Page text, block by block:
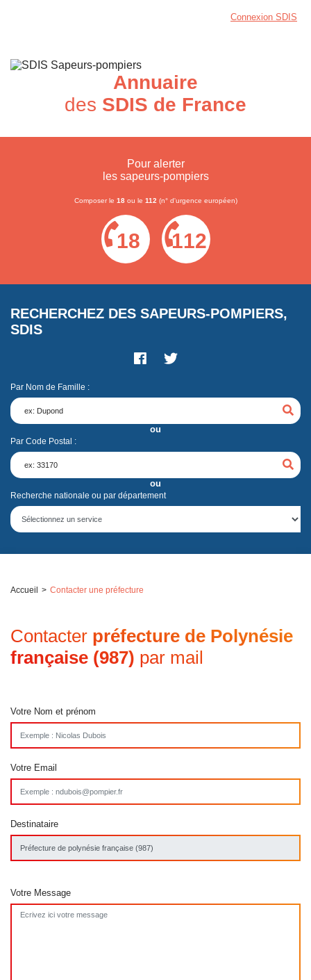
Connexion SDIS
Annuaire
des SDIS de France
Pour alerter
les sapeurs-pompiers
Composer le 18ou le 112 (n° d'urgence européen)
18 112
RECHERCHEZ DES SAPEURS-POMPIERS,
SDIS
Par Nom de Famille :
ou
Par Code Postal :
ou
Recherche nationale ou par département
Accueil Contacter une préfecture
Contacter préfecture de Polynésie
française (987) par mail
Votre Nom et prénom
Votre Email
Destinataire
Votre Message